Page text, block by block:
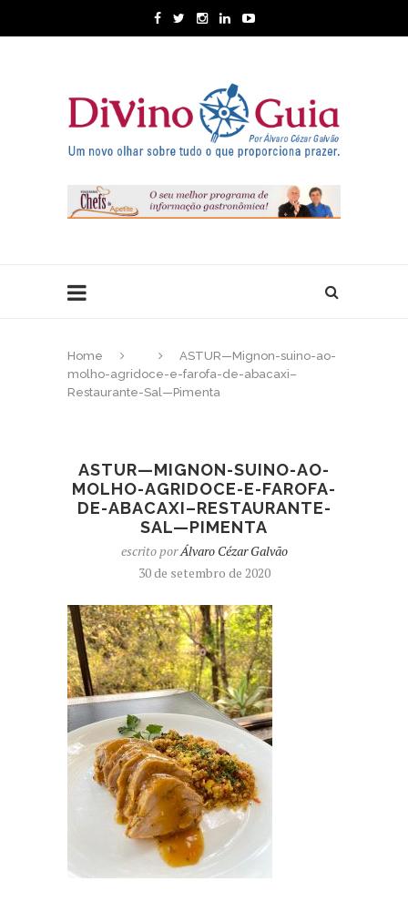
Home
ASTUR—Mignon-suino-ao-
molho-agridoce-e-farofa-de-abacaxi–
Restaurante-Sal—Pimenta
ASTUR—MIGNON-SUINO-AO-
MOLHO-AGRIDOCE-E-FAROFA-
DE-ABACAXI–RESTAURANTE-
SAL—PIMENTA
escrito porÁlvaro Cézar Galvão
30 de setembro de 2020